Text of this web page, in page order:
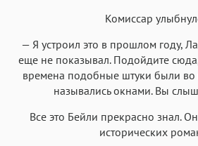
Комиссар
— Я устроил это в прошлом году,
еще не показывал. Подойдите
времена подобные штуки были во
назывались окнами. Вы
Все это Бейли прекрасно знал.
исторических